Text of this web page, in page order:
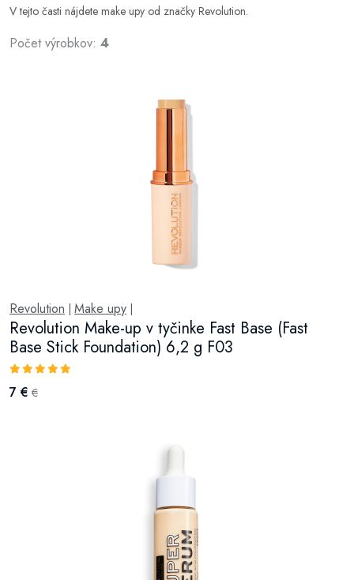
V tejto časti nájdete make upy od značky Revolution.
Počet výrobkov: 4
Revolution Make upy
Revolution Make-up v tyčinke Fast Base (Fast
Base Stick Foundation) 6,2 g F03
7 € €